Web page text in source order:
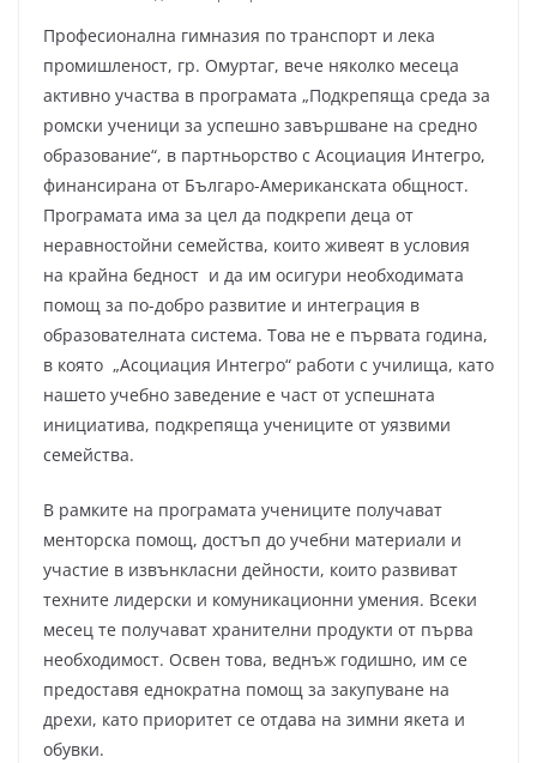
Професионална гимназия по транспорт и лека
промишленост, гр. Омуртаг, вече няколко месеца
активно участва в програмата „Подкрепяща среда за
ромски ученици за успешно завършване на средно
образование“, в партньорство с Асоциация Интегро,
финансирана от Българо-Американската общност.
Програмата има за цел да подкрепи деца от
неравностойни семейства, които живеят в условия
на крайна бедност и да им осигури необходимата
помощ за по-добро развитие и интеграция в
образователната система. Това не е първата година,
в която „Асоциация Интегро“ работи с училища, като
нашето учебно заведение е част от успешната
инициатива, подкрепяща учениците от уязвими
семейства.
В рамките на програмата учениците получават
менторска помощ, достъп до учебни материали и
участие в извънкласни дейности, които развиват
техните лидерски и комуникационни умения. Всеки
месец те получават хранителни продукти от първа
необходимост. Освен това, веднъж годишно, им се
предоставя еднократна помощ за закупуване на
дрехи, като приоритет се отдава на зимни якета и
обувки.